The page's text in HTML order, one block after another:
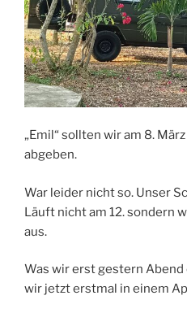
„Emil“ sollten wir am 8.
abgeben.
War leider nicht so. Unser
Läuft nicht am 12. sondern
aus.
Was wir erst gestern Abend
wir jetzt erstmal in einem